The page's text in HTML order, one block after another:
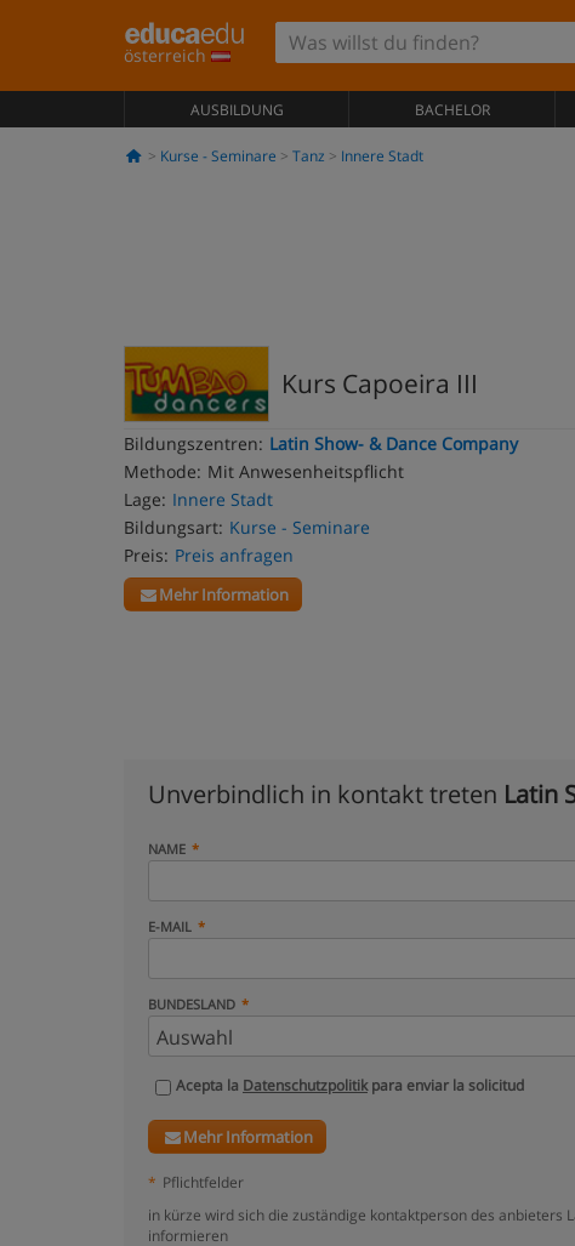
österreich
AUSBILDUNG BACHELOR
Kurse - Seminare Tanz Innere Stadt
Kurs Capoeira III
Bildungszentren: Latin Show- & Dance Company
Methode: Mit Anwesenheitspflicht
Lage: Innere Stadt
Bildungsart: Kurse - Seminare
Preis: Preis anfragen
Mehr Information
Unverbindlich in kontakt treten Latin
NAME
E-MAIL
BUNDESLAND
Acepta la Datenschutzpolitikpara enviar la solicitud
Mehr Information
* Pflichtfelder
in kürze wird sich die zuständige kontaktperson des anbieters
informieren